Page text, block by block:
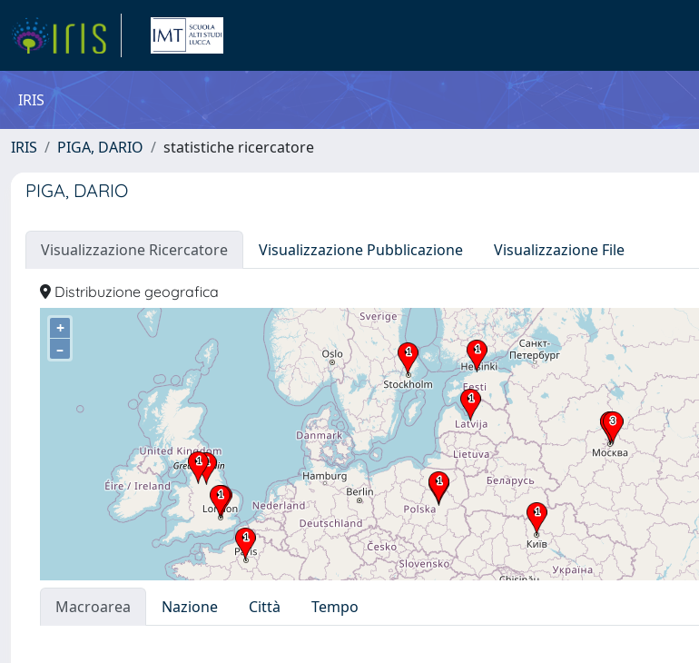
IRIS
IRIS PIGA, DARIO statistiche ricercatore
PIGA, DARIO
Visualizzazione Ricercatore Visualizzazione Pubblicazione Visualizzazione File
Distribuzione geografica
+
–
Macroarea Nazione Città
Tempo